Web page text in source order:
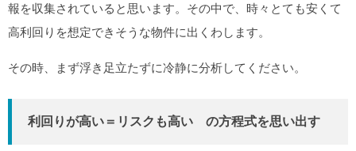
報を収集されていると思います。その中で、時々とても安くて
高利回りを想定できそうな物件に出くわします。
その時、まず浮き足立たずに冷静に分析してください。
利回りが高い＝リスクも高い の方程式を思い出す